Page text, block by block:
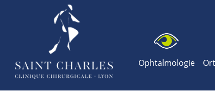
Ophtalmologie